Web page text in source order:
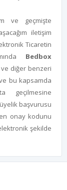
ve geçmişte
iletişim
Ticaretin
Bedbox
diğer benzeri
bu kapsamda
geçilmesine
başvurusu
onay kodunu
şekilde